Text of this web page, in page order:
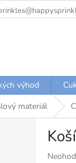
výhod
materiál